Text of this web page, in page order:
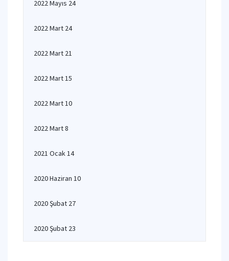
2022 Mayıs 24
2022 Mart 24
2022 Mart 21
2022 Mart 15
2022 Mart 10
2022 Mart 8
2021 Ocak 14
2020 Haziran 10
2020 Şubat 27
2020 Şubat 23